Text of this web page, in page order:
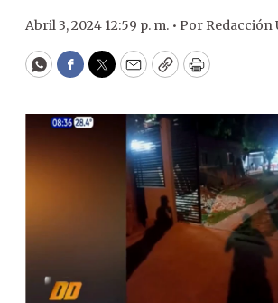
Abril 3, 2024 12:59 p. m. • Por Redacción
WhatsApp
Facebook
Twitter
EmailCopyPrint